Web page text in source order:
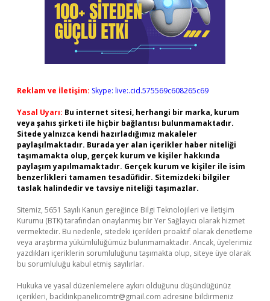
Reklam ve İletişim: Skype: live:.cid.575569c608265c69
Yasal Uyarı: Bu internet sitesi, herhangi bir marka, kurum
veya şahıs şirketi ile hiçbir bağlantısı bulunmamaktadır.
Sitede yalnızca kendi hazırladığımız makaleler
paylaşılmaktadır. Burada yer alan içerikler haber niteliği
taşımamakta olup, gerçek kurum ve kişiler hakkında
paylaşım yapılmamaktadır. Gerçek kurum ve kişiler ile isim
benzerlikleri tamamen tesadüfidir. Sitemizdeki bilgiler
taslak halindedir ve tavsiye niteliği taşımazlar.
Sitemiz, 5651 Sayılı Kanun gereğince Bilgi Teknolojileri ve İletişim
Kurumu (BTK) tarafından onaylanmış bir Yer Sağlayıcı olarak hizmet
vermektedir. Bu nedenle, sitedeki içerikleri proaktif olarak denetleme
veya araştırma yükümlülüğümüz bulunmamaktadır. Ancak, üyelerimiz
yazdıkları içeriklerin sorumluluğunu taşımakta olup, siteye üye olarak
bu sorumluluğu kabul etmiş sayılırlar.
Hukuka ve yasal düzenlemelere aykırı olduğunu düşündüğünüz
içerikleri, backlinkpanelicomtr@gmail.com adresine bildirmeniz